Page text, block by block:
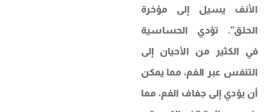
الأنف يسيل إلى مؤخرة
الحلق”. تؤدي الحساسية
في الكثير من الأحيان إلى
التنفس عبر الفم، مما يمكن
أن يؤدي إلى جفاف الفم، مما